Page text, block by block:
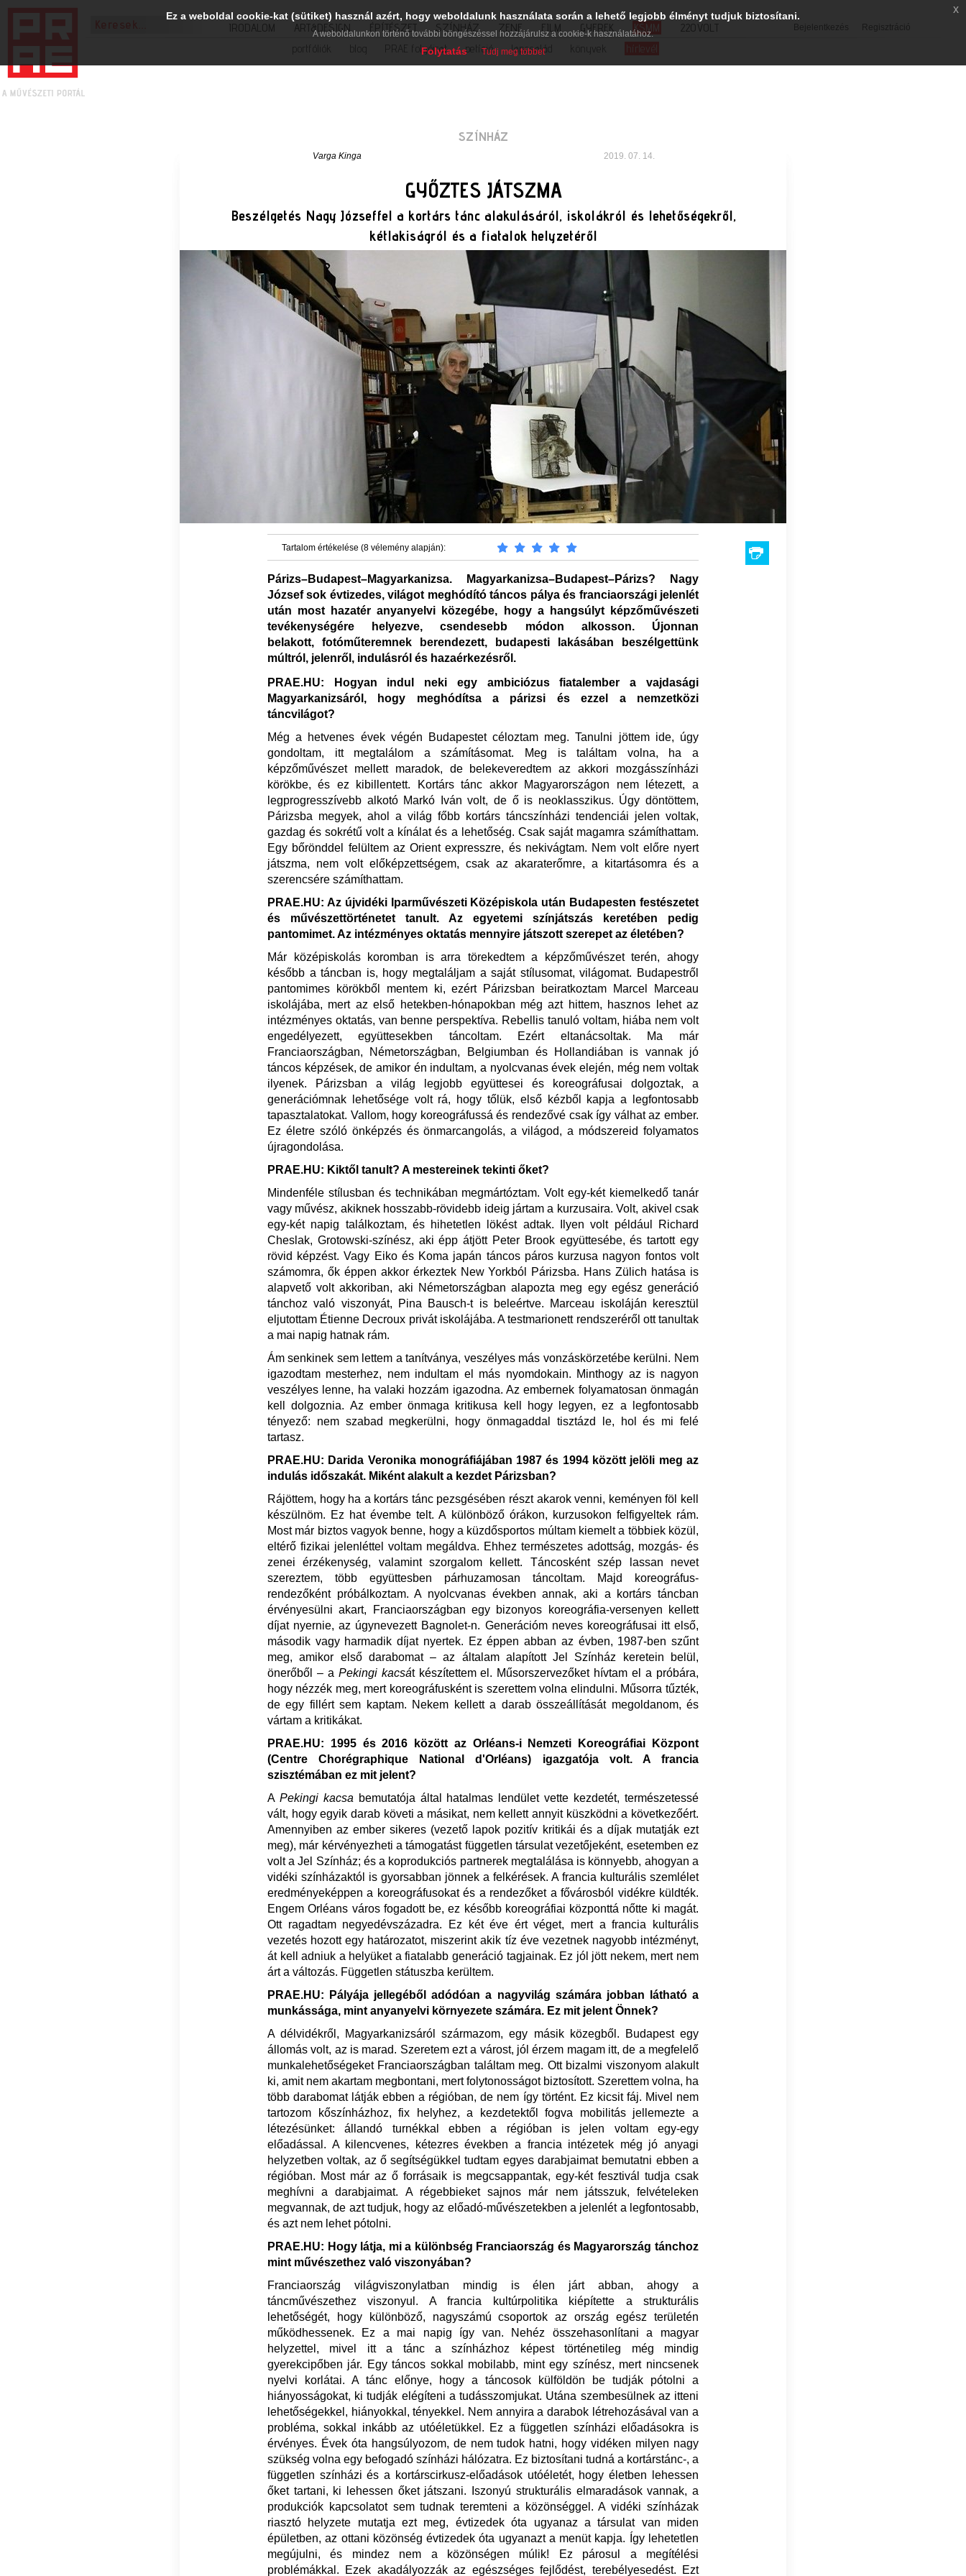
Bejelentkezés Regisztráció
IRODALOM ART&DESIGN ÉPÍTÉSZET SZÍNHÁZ ZENE FILM GYEREK KSMM
220VOLT
portfóliók
blog PRAE folyóirat petíció lapcsalád könyvek hírlevél
SZÍNHÁZ
Varga Kinga 2019. 07. 14.
GYŐZTES JÁTSZMA
Beszélgetés Nagy Józseffel a kortárs tánc alakulásáról, iskolákról és lehetőségekről,
kétlakiságról és a fiatalok helyzetéről
Tartalom értékelése (8 vélemény alapján):
Párizs–Budapest–Magyarkanizsa. Magyarkanizsa–Budapest–Párizs? Nagy
József sok évtizedes, világot meghódító táncos pálya és franciaországi jelenlét
után most hazatér anyanyelvi közegébe, hogy a hangsúlyt képzőművészeti
tevékenységére helyezve, csendesebb módon alkosson. Újonnan
belakott, fotóműteremnek berendezett, budapesti lakásában beszélgettünk
múltról, jelenről, indulásról és hazaérkezésről.
PRAE.HU: Hogyan indul neki egy ambiciózus fiatalember a vajdasági
Magyarkanizsáról, hogy meghódítsa a párizsi és ezzel a nemzetközi
táncvilágot?
Még a hetvenes évek végén Budapestet céloztam meg. Tanulni jöttem ide, úgy
gondoltam, itt megtalálom a számításomat. Meg is találtam volna, ha a
képzőművészet mellett maradok, de belekeveredtem az akkori mozgásszínházi
körökbe, és ez kibillentett. Kortárs tánc akkor Magyarországon nem létezett, a
legprogresszívebb alkotó Markó Iván volt, de ő is neoklasszikus. Úgy döntöttem,
Párizsba megyek, ahol a világ főbb kortárs táncszínházi tendenciái jelen voltak,
gazdag és sokrétű volt a kínálat és a lehetőség. Csak saját magamra számíthattam.
Egy bőrönddel felültem az Orient expresszre, és nekivágtam. Nem volt előre nyert
játszma, nem volt előképzettségem, csak az akaraterőmre, a kitartásomra és a
szerencsére számíthattam.
PRAE.HU: Az újvidéki Iparművészeti Középiskola után Budapesten festészetet
és művészettörténetet tanult. Az egyetemi színjátszás keretében pedig
pantomimet. Az intézményes oktatás mennyire játszott szerepet az életében?
Már középiskolás koromban is arra törekedtem a képzőművészet terén, ahogy
később a táncban is, hogy megtaláljam a saját stílusomat, világomat. Budapestről
pantomimes körökből mentem ki, ezért Párizsban beiratkoztam Marcel Marceau
iskolájába, mert az első hetekben-hónapokban még azt hittem, hasznos lehet az
intézményes oktatás, van benne perspektíva. Rebellis tanuló voltam, hiába nem volt
engedélyezett, együttesekben táncoltam. Ezért eltanácsoltak. Ma már
Franciaországban, Németországban, Belgiumban és Hollandiában is vannak jó
táncos képzések, de amikor én indultam, a nyolcvanas évek elején, még nem voltak
ilyenek. Párizsban a világ legjobb együttesei és koreográfusai dolgoztak, a
generációmnak lehetősége volt rá, hogy tőlük, első kézből kapja a legfontosabb
tapasztalatokat. Vallom, hogy koreográfussá és rendezővé csak így válhat az ember.
Ez életre szóló önképzés és önmarcangolás, a világod, a módszereid folyamatos
újragondolása.
PRAE.HU: Kiktől tanult? A mestereinek tekinti őket?
Mindenféle stílusban és technikában megmártóztam. Volt egy-két kiemelkedő tanár
vagy művész, akiknek hosszabb-rövidebb ideig jártam a kurzusaira. Volt, akivel csak
egy-két napig találkoztam, és hihetetlen lökést adtak. Ilyen volt például Richard
Cheslak, Grotowski-színész, aki épp átjött Peter Brook együttesébe, és tartott egy
rövid képzést. Vagy Eiko és Koma japán táncos páros kurzusa nagyon fontos volt
számomra, ők éppen akkor érkeztek New Yorkból Párizsba. Hans Zülich hatása is
alapvető volt akkoriban, aki Németországban alapozta meg egy egész generáció
tánchoz való viszonyát, Pina Bausch-t is beleértve. Marceau iskoláján keresztül
eljutottam Étienne Decroux privát iskolájába. A testmarionett rendszeréről ott tanultak
a mai napig hatnak rám.
Ám senkinek sem lettem a tanítványa, veszélyes más vonzáskörzetébe kerülni. Nem
igazodtam mesterhez, nem indultam el más nyomdokain. Minthogy az is nagyon
veszélyes lenne, ha valaki hozzám igazodna. Az embernek folyamatosan önmagán
kell dolgoznia. Az ember önmaga kritikusa kell hogy legyen, ez a legfontosabb
tényező: nem szabad megkerülni, hogy önmagaddal tisztázd le, hol és mi felé
tartasz.
PRAE.HU: Darida Veronika monográfiájában 1987 és 1994 között jelöli meg az
indulás időszakát. Miként alakult a kezdet Párizsban?
Rájöttem, hogy ha a kortárs tánc pezsgésében részt akarok venni, keményen föl kell
készülnöm. Ez hat évembe telt. A különböző órákon, kurzusokon felfigyeltek rám.
Most már biztos vagyok benne, hogy a küzdősportos múltam kiemelt a többiek közül,
eltérő fizikai jelenléttel voltam megáldva. Ehhez természetes adottság, mozgás- és
zenei érzékenység, valamint szorgalom kellett. Táncosként szép lassan nevet
szereztem, több együttesben párhuzamosan táncoltam. Majd koreográfus-
rendezőként próbálkoztam. A nyolcvanas években annak, aki a kortárs táncban
érvényesülni akart, Franciaországban egy bizonyos koreográfia-versenyen kellett
díjat nyernie, az úgynevezett Bagnolet-n. Generációm neves koreográfusai itt első,
második vagy harmadik díjat nyertek. Ez éppen abban az évben, 1987-ben szűnt
meg, amikor első darabomat – az általam alapított Jel Színház keretein belül,
önerőből – a Pekingi kacsát készítettem el. Műsorszervezőket hívtam el a próbára,
hogy nézzék meg, mert koreográfusként is szerettem volna elindulni. Műsorra tűzték,
de egy fillért sem kaptam. Nekem kellett a darab összeállítását megoldanom, és
vártam a kritikákat.
PRAE.HU: 1995 és 2016 között az Orléans-i Nemzeti Koreográfiai Központ
(Centre Chorégraphique National d'Orléans) igazgatója volt. A francia
szisztémában ez mit jelent?
A Pekingi kacsa bemutatója által hatalmas lendület vette kezdetét, természetessé
vált, hogy egyik darab követi a másikat, nem kellett annyit küszködni a következőért.
Amennyiben az ember sikeres (vezető lapok pozitív kritikái és a díjak mutatják ezt
meg), már kérvényezheti a támogatást független társulat vezetőjeként, esetemben ez
volt a Jel Színház; és a koprodukciós partnerek megtalálása is könnyebb, ahogyan a
vidéki színházaktól is gyorsabban jönnek a felkérések. A francia kulturális szemlélet
eredményeképpen a koreográfusokat és a rendezőket a fővárosból vidékre küldték.
Engem Orléans város fogadott be, ez később koreográfiai központtá nőtte ki magát.
Ott ragadtam negyedévszázadra. Ez két éve ért véget, mert a francia kulturális
vezetés hozott egy határozatot, miszerint akik tíz éve vezetnek nagyobb intézményt,
át kell adniuk a helyüket a fiatalabb generáció tagjainak. Ez jól jött nekem, mert nem
árt a változás. Független státuszba kerültem.
PRAE.HU: Pályája jellegéből adódóan a nagyvilág számára jobban látható a
munkássága, mint anyanyelvi környezete számára. Ez mit jelent Önnek?
A délvidékről, Magyarkanizsáról származom, egy másik közegből. Budapest egy
állomás volt, az is marad. Szeretem ezt a várost, jól érzem magam itt, de a megfelelő
munkalehetőségeket Franciaországban találtam meg. Ott bizalmi viszonyom alakult
ki, amit nem akartam megbontani, mert folytonosságot biztosított. Szerettem volna, ha
több darabomat látják ebben a régióban, de nem így történt. Ez kicsit fáj. Mivel nem
tartozom kőszínházhoz, fix helyhez, a kezdetektől fogva mobilitás jellemezte a
létezésünket: állandó turnékkal ebben a régióban is jelen voltam egy-egy
előadással. A kilencvenes, kétezres években a francia intézetek még jó anyagi
helyzetben voltak, az ő segítségükkel tudtam egyes darabjaimat bemutatni ebben a
régióban. Most már az ő forrásaik is megcsappantak, egy-két fesztivál tudja csak
meghívni a darabjaimat. A régebbieket sajnos már nem játsszuk, felvételeken
megvannak, de azt tudjuk, hogy az előadó-művészetekben a jelenlét a legfontosabb,
és azt nem lehet pótolni.
PRAE.HU: Hogy látja, mi a különbség Franciaország és Magyarország tánchoz
mint művészethez való viszonyában?
Franciaország világviszonylatban mindig is élen járt abban, ahogy a
táncművészethez viszonyul. A francia kultúrpolitika kiépítette a strukturális
lehetőségét, hogy különböző, nagyszámú csoportok az ország egész területén
működhessenek. Ez a mai napig így van. Nehéz összehasonlítani a magyar
helyzettel, mivel itt a tánc a színházhoz képest történetileg még mindig
gyerekcipőben jár. Egy táncos sokkal mobilabb, mint egy színész, mert nincsenek
nyelvi korlátai. A tánc előnye, hogy a táncosok külföldön be tudják pótolni a
hiányosságokat, ki tudják elégíteni a tudásszomjukat. Utána szembesülnek az itteni
lehetőségekkel, hiányokkal, tényekkel. Nem annyira a darabok létrehozásával van a
probléma, sokkal inkább az utóéletükkel. Ez a független színházi előadásokra is
érvényes. Évek óta hangsúlyozom, de nem tudok hatni, hogy vidéken milyen nagy
szükség volna egy befogadó színházi hálózatra. Ez biztosítani tudná a kortárstánc-, a
független színházi és a kortárscirkusz-előadások utóéletét, hogy életben lehessen
őket tartani, ki lehessen őket játszani. Iszonyú strukturális elmaradások vannak, a
produkciók kapcsolatot sem tudnak teremteni a közönséggel. A vidéki színházak
riasztó helyzete mutatja ezt meg, évtizedek óta ugyanaz a társulat van miden
épületben, az ottani közönség évtizedek óta ugyanazt a menüt kapja. Így lehetetlen
megújulni, és mindez nem a közönségen múlik! Ez párosul a megítélési
problémákkal. Ezek akadályozzák az egészséges fejlődést, terebélyesedést. Ezt
Ez a weboldal cookie-kat (sütiket) használ azért, hogy weboldalunk használata során a lehető legjobb élményt tudjuk biztosítani.
A weboldalunkon történő további böngészéssel hozzájárulsz a cookie-k használatához.
Folytatás Tudj meg többet
x